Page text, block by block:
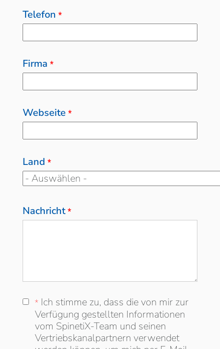
Telefon *
Firma *
Webseite *
Land *
Nachricht *
Ich stimme zu, dass die von mir zur
Verfügung gestellten Informationen vom
SpinetiX-Team und seinen
Vertriebskanalpartnern verwendet werden
* Ich stimme zu, dass die von mir zur
Verfügung gestellten Informationen
vom SpinetiX-Team und seinen
Vertriebskanalpartnern verwendet